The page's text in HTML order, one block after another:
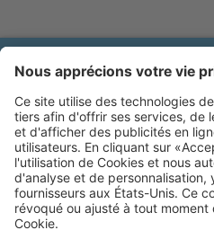
Brands of Kerbl
Mentions légales
Catalogues online